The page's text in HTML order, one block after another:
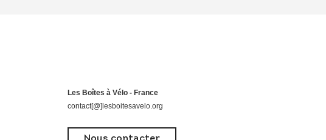
Les Boîtes à Vélo - France
contact[@]lesboitesavelo.org